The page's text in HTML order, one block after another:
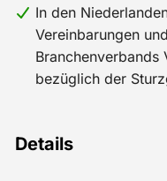
Details
In den
Vereinbarungen
Branchenverbands
bezüglich der